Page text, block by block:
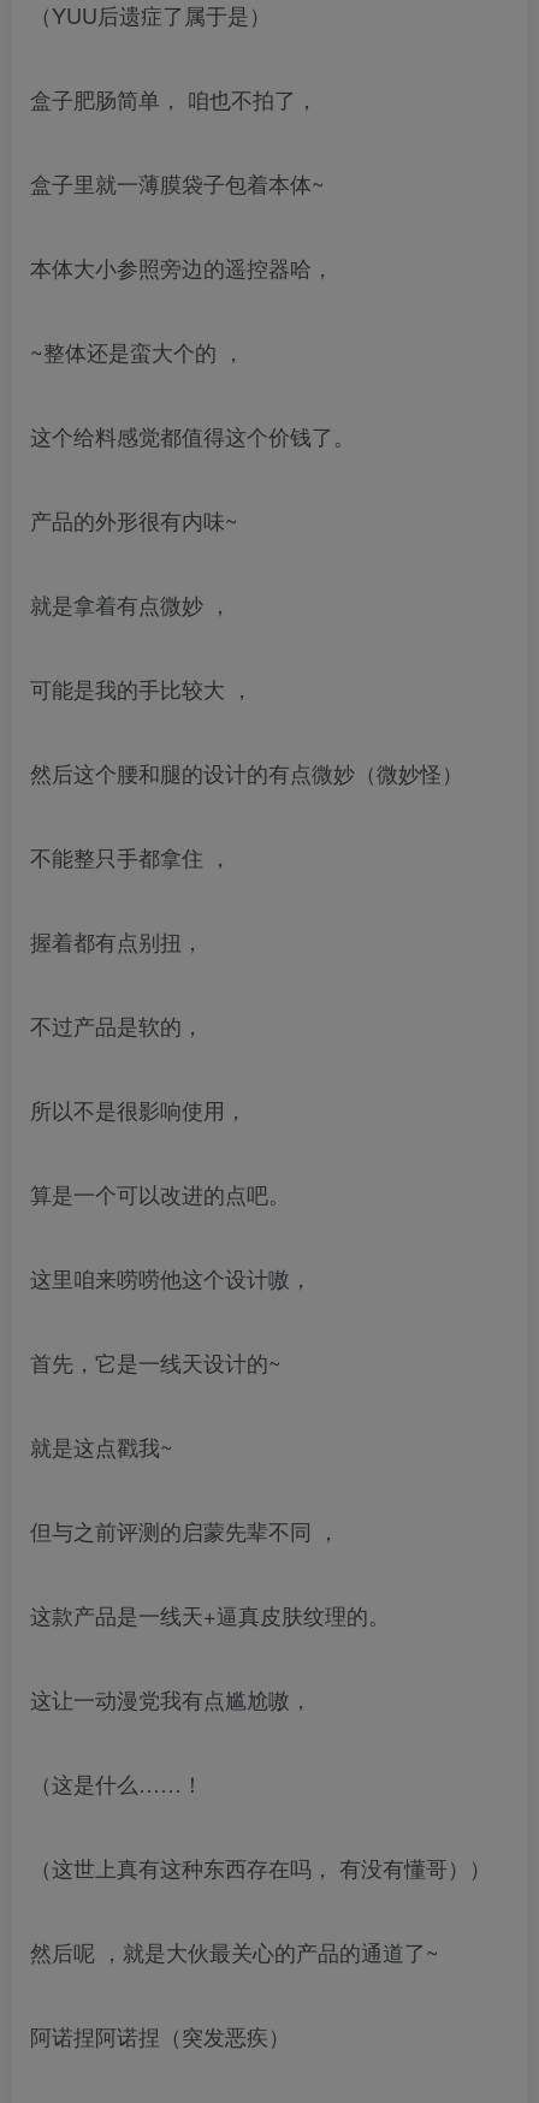
（YUU后遗症了属于是）
盒子肥肠简单， 咱也不拍了，
盒子里就一薄膜袋子包着本体~
本体大小参照旁边的遥控器哈，
~整体还是蛮大个的 ，
这个给料感觉都值得这个价钱了。
产品的外形很有内味~
就是拿着有点微妙 ，
可能是我的手比较大 ，
然后这个腰和腿的设计的有点微妙（微妙怪）
不能整只手都拿住 ，
握着都有点别扭，
不过产品是软的，
所以不是很影响使用，
算是一个可以改进的点吧。
这里咱来唠唠他这个设计嗷，
首先，它是一线天设计的~
就是这点戳我~
但与之前评测的启蒙先辈不同 ，
这款产品是一线天+逼真皮肤纹理的。
这让一动漫党我有点尴尬嗷，
（这是什么……！
（这世上真有这种东西存在吗， 有没有懂哥））
然后呢 ，就是大伙最关心的产品的通道了~
阿诺捏阿诺捏（突发恶疾）